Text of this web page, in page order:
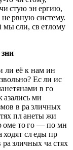
стую эн ергию,
не рвную систему.
мы сли, св етлому
зни
ли её к нам ин
Ес ли ис
в го
азались ми
в ра зличных
пл анеты жи
оме то го — по мн
сл еды пр
зличных ча стях